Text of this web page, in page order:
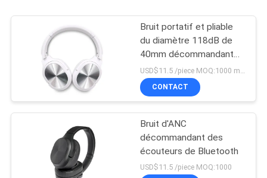
Bruit portatif et pliable
du diamètre 118dB de
40mm décommandant
des écouteurs de
Bluetooth
CONTACT
Bruit d'ANC
décommandant des
écouteurs de Bluetooth
USD$11.5 /piece MOQ:1000